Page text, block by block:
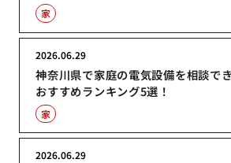
家
神奈川県で家庭の電気設備を相談で
おすすめランキング5選！
2026.06.29
家
2026.06.29